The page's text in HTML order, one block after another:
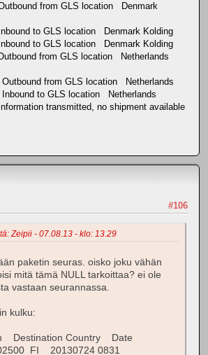
from GLS location Denmark
to GLS location Denmark Kolding
to GLS location Denmark Kolding
from GLS location Netherlands
from GLS location Netherlands
to GLS location Netherlands
transmitted, no shipment available
#106
Zeipii - 07.08.13 - klo: 13.29
paketin seuras. oisko joku vähän
mitä tämä NULL tarkoittaa? ei ole
vastaan seurannassa.
kulku:
Destination Country Date
FI 20130724 0831